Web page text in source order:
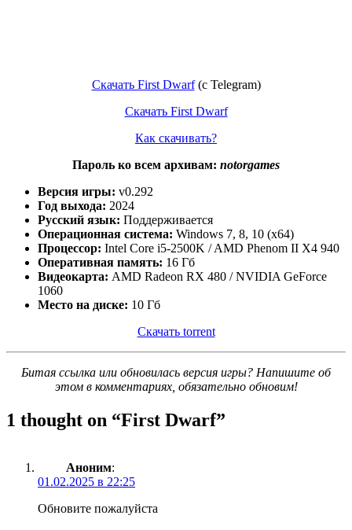
Скачать First Dwarf(c Telegram)
Скачать First Dwarf
Как скачивать?
Пароль ко всем архивам: notorgames
Версия игры: v0.292
Год выхода: 2024
Русский язык: Поддерживается
Операционная система: Windows 7, 8, 10 (x64)
Процессор: Intel Core i5-2500K / AMD Phenom II X4 940
Оперативная память: 16 Гб
Видеокарта: AMD Radeon RX 480 / NVIDIA GeForce
1060
Место на диске: 10 Гб
Скачать torrent
Битая ссылка или обновилась версия игры? Напишите об
этом в комментариях, обязательно обновим!
1 thought on “First Dwarf”
Аноним:
01.02.2025 в 22:25
Обновите пожалуйста